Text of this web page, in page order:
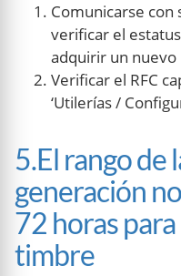
Comunicarse con
verificar el
adquirir un
Verificar el RFC
‘Utilerías /
5.El rango de
generación
72 horas
timbre